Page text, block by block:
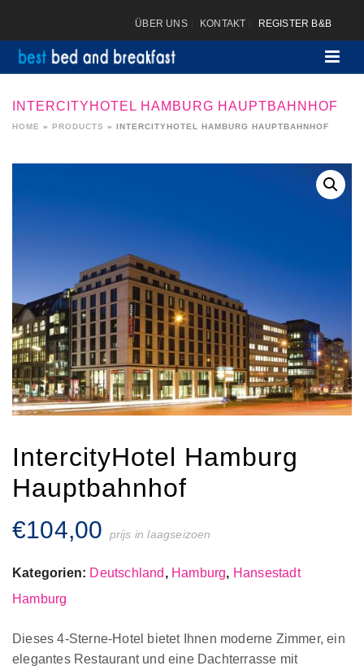
ÜBER UNS KONTAKT REGISTER B&B
INTERCITYHOTEL HAMBURG HAUPTBAHNHOF
HOME » PRODUCTS » INTERCITYHOTEL HAMBURG HAUPTBAHNHOF
IntercityHotel Hamburg
Hauptbahnhof
€104,00 prijs in laagseizoen
Kategorien: Deutschland , Hamburg, Hansestadt
Hamburg
Dieses 4-Sterne-Hotel bietet Ihnen moderne Zimmer, ein
elegantes Restaurant und eine Dachterrasse mit